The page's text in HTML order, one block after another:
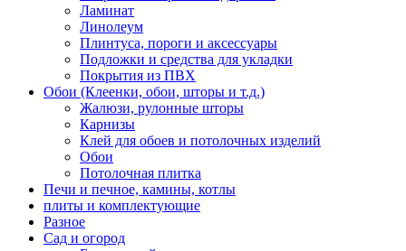
Ламинат
Линолеум
Плинтуса, пороги и аксессуары
Подложки и средства для укладки
Покрытия из ПВХ
Обои (Клеенки, обои, шторы и т.д.)
Жалюзи, рулонные шторы
Карнизы
Клей для обоев и потолочных изделий
Обои
Потолочная плитка
Печи и печное, камины, котлы
плиты и комплектующие
Разное
Сад и огород